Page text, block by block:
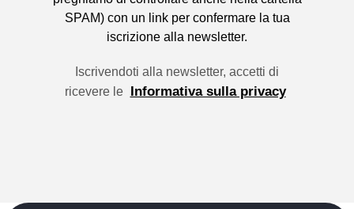
SPAM) con un link per confermare la tua
iscrizione alla newsletter.
Iscrivendoti alla newsletter, accetti di
ricevere le Informativa sulla privacy